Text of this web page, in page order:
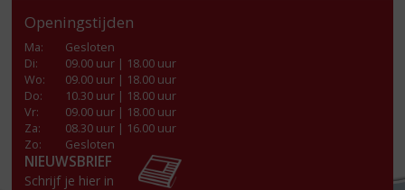
Openingstijden
Ma:
Gesloten
Di:
09.00 uur | 18.00 uur
Wo:
09.00 uur | 18.00 uur
Do:
10.30 uur | 18.00 uur
Vr:
09.00 uur | 18.00 uur
Za:
08.30 uur | 16.00 uur
Zo:
Gesloten
NIEUWSBRIEF
Schrijf je hier in